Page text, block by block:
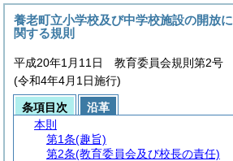
養老町立小学校及び中学校施設の開放に
関する規則
平成20年1月11日 教育委員会規則第2号
(令和4年4月1日施行)
条項目次
沿革
本則
第1条(趣旨)
第2条(教育委員会及び校長の責任)